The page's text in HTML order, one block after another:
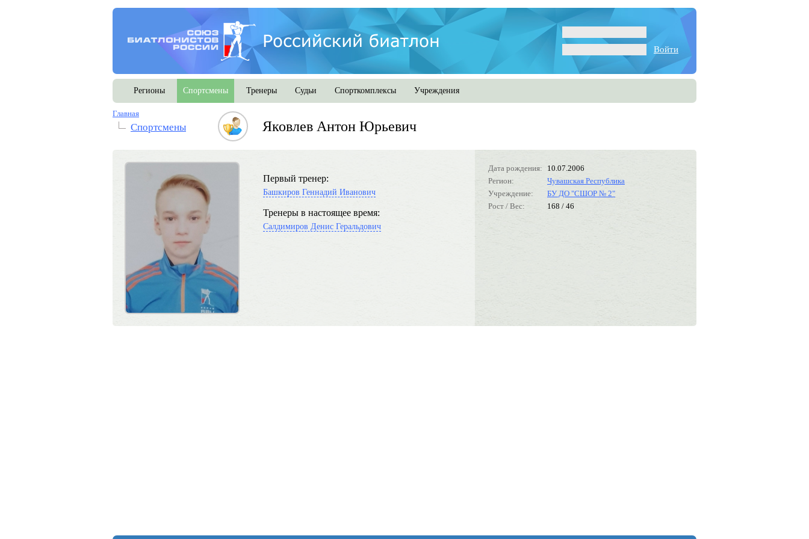
Войти
Регионы Спортсмены Тренеры Судьи Спорткомплексы Учреждения
Главная
Спортсмены Яковлев Антон Юрьевич
Дата рождения:
10.07.2006
Регион:
Чувашская Республика
Учреждение:
БУ ДО "СШОР № 2"
Рост / Вес:
168 / 46
Первый тренер:
Башкиров Геннадий Иванович
Тренеры в настоящее время:
Салдимиров Денис Геральдович